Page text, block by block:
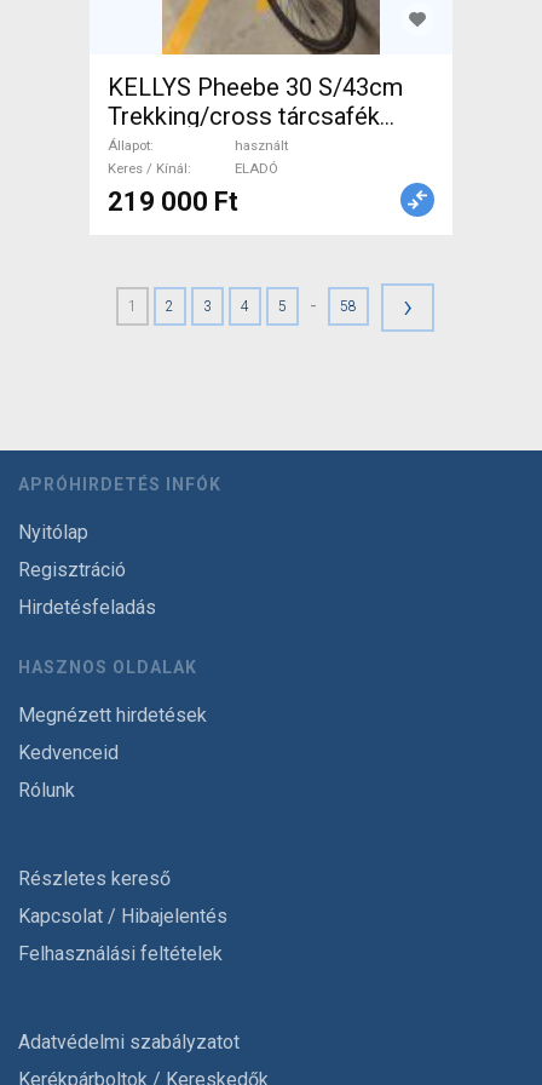
KELLYS Pheebe 30 S/43cm
Trekking/cross tárcsafék
használt ELADÓ
Állapot
használt
Keres / Kínál
ELADÓ
219 000 Ft
1 2 3 4 5 - 58 ›
APRÓHIRDETÉS INFÓK
Nyitólap
Regisztráció
Hirdetésfeladás
HASZNOS OLDALAK
Megnézett hirdetések
Kedvenceid
Rólunk
Részletes kereső
Kapcsolat / Hibajelentés
Felhasználási feltételek
Adatvédelmi szabályzatot
Kerékpárboltok / Kereskedők